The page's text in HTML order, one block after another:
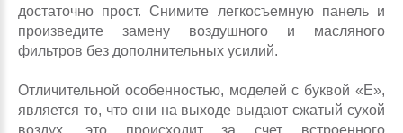
достаточно прост. Снимите легкосъемную панель и
произведите замену воздушного и масляного
фильтров без дополнительных усилий.
Отличительной особенностью, моделей с буквой «Е»,
является то, что они на выходе выдают сжатый сухой
воздух, это происходит за счет встроенного